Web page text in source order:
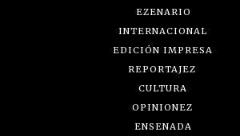
EZENARIO
INTERNACIONAL
EDICIÓN IMPRESA
REPORTAJEZ
CULTURA
OPINIONEZ
ENSENADA